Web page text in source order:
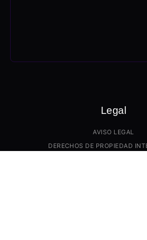
Legal
AVISO LEGAL
DERECHOS DE PROPIEDAD